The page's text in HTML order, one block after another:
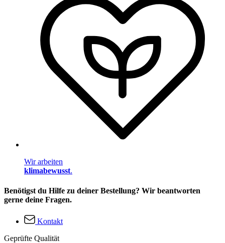
Wir arbeiten
klimabewusst.
Benötigst du Hilfe zu deiner Bestellung? Wir beantworten
gerne deine Fragen.
Kontakt
Geprüfte Qualität